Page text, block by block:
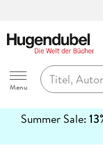
Hugendubel
Menu
Summer Sale: